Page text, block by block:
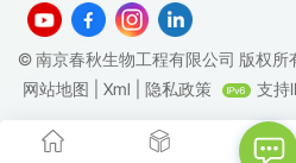
© 南京春秋生物工程有限公司 版权所
网站地图
Xml 隐私政策 支持